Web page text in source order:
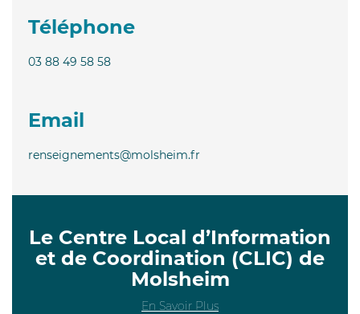
Téléphone
03 88 49 58 58
Email
renseignements@molsheim.fr
Le Centre Local d’Information
et de Coordination (CLIC) de
Molsheim
En Savoir Plus